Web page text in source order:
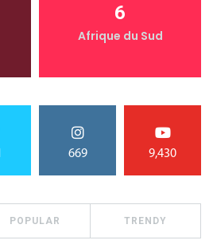
6
Afrique du Sud
669 9,430
POPULAR TRENDY